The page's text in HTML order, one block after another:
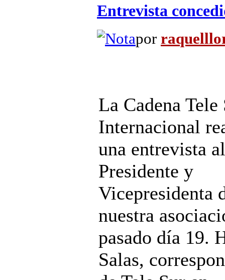
Entrevista
por
La Cadena Tele
Internacional
una entrevista al
Presidente y
Vicepresidenta
nuestra
pasado día 19.
Salas,